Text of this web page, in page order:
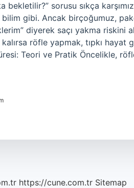
sorusu sıkça
bilim gibi. Ancak birçoğumuz,
diyerek saçı yakma riskini
röfle yapmak, tıpkı
Teori ve Pratik Öncelikle,
https://cune.com.tr Sitemap